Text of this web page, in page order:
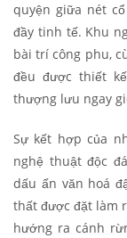
quyện giữa nét
đầy tinh tế. Khu
bài trí công phu,
đều được thiết
thượng lưu ngay
Sự kết hợp của
nghệ thuật độc
dấu ấn văn hoá
thất được đặt làm
hướng ra cánh